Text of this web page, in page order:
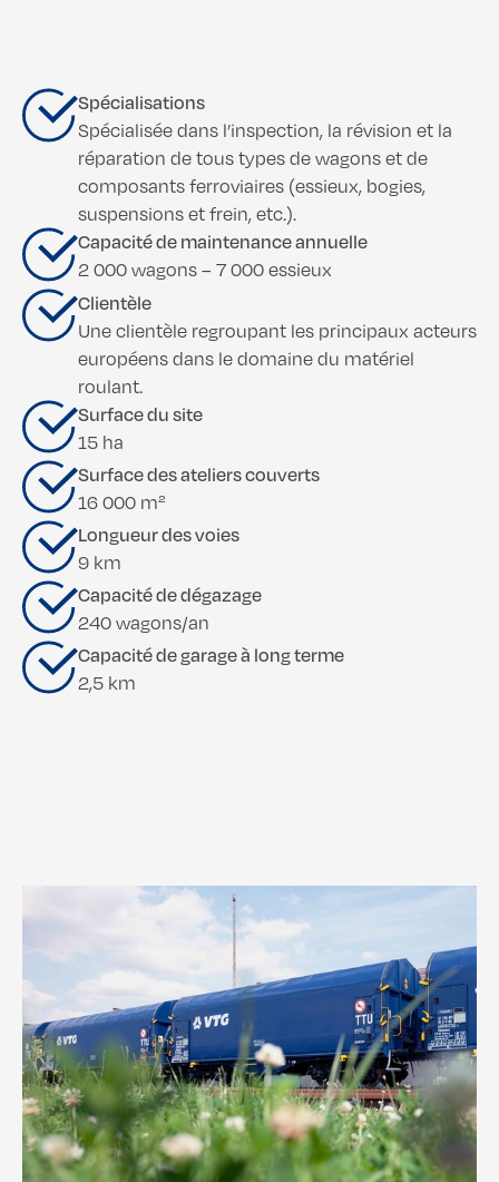
Spécialisations
Spécialisée dans l’inspection, la révision et la
réparation de tous types de wagons et de
composants ferroviaires (essieux, bogies,
suspensions et frein, etc.).
Capacité de maintenance annuelle
2 000 wagons – 7 000 essieux
Clientèle
Une clientèle regroupant les principaux acteurs
européens dans le domaine du matériel
roulant.
Surface du site
15 ha
Surface des ateliers couverts
16 000 m²
Longueur des voies
9 km
Capacité de dégazage
240 wagons/an
Capacité de garage à long terme
2,5 km